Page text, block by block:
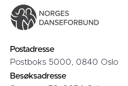
Postadresse
Postboks 5000, 0840 Oslo
Besøksadresse